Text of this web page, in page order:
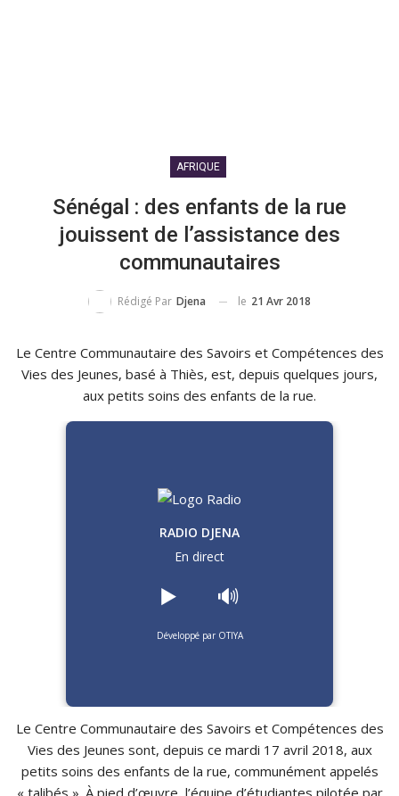
AFRIQUE
Sénégal : des enfants de la rue
jouissent de l’assistance des
communautaires
Rédigé Par Djena le 21 Avr 2018
Le Centre Communautaire des Savoirs et Compétences des
Vies des Jeunes, basé à Thiès, est, depuis quelques jours,
aux petits soins des enfants de la rue.
RADIO DJENA
En direct
▶️ 🔊
Développé par OTIYA
Le Centre Communautaire des Savoirs et Compétences des
Vies des Jeunes sont, depuis ce mardi 17 avril 2018, aux
petits soins des enfants de la rue, communément appelés